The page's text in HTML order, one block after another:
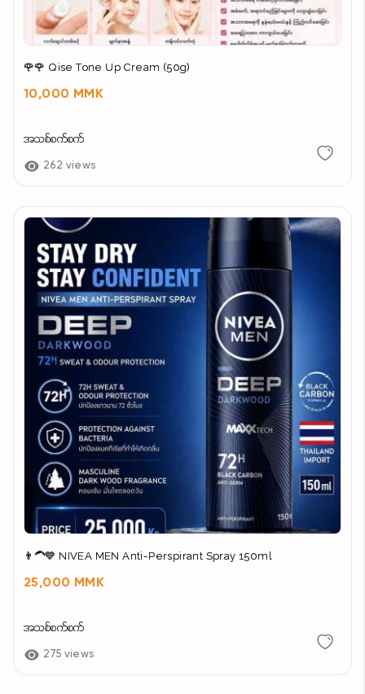
🌹🌹 Qise Tone Up Cream (50g)
10,000 MMK
အသစ်စက်စက်
262 views
👨‍🦱💙 NIVEA MEN Anti-Perspirant Spray 150ml
25,000 MMK
အသစ်စက်စက်
275 views